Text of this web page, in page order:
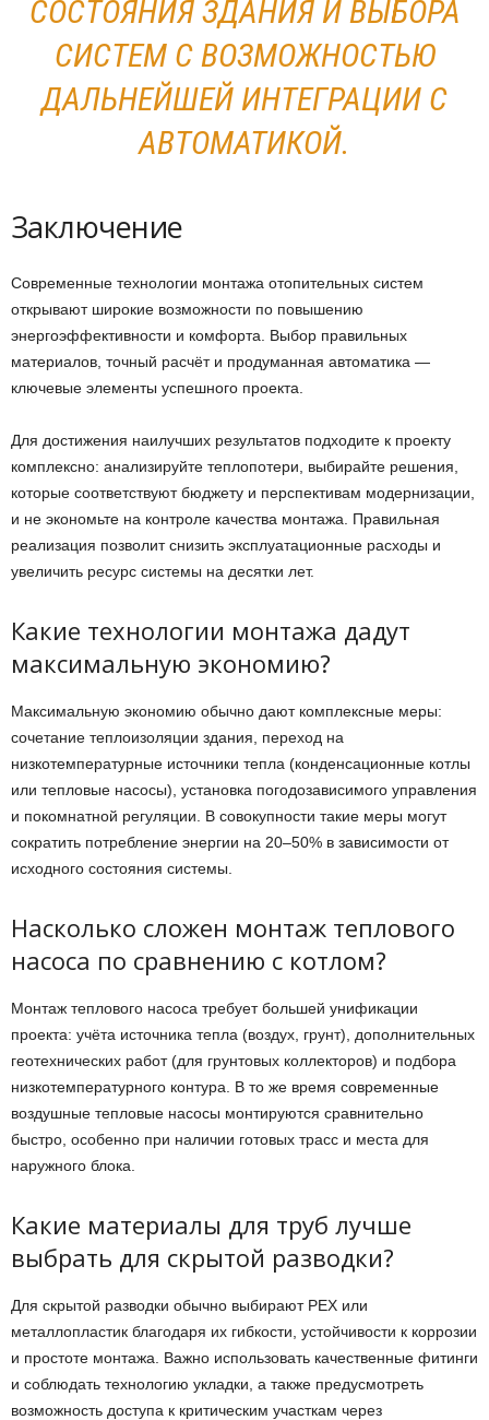
СОСТОЯНИЯ ЗДАНИЯ И ВЫБОРА
СИСТЕМ С ВОЗМОЖНОСТЬЮ
ДАЛЬНЕЙШЕЙ ИНТЕГРАЦИИ С
АВТОМАТИКОЙ.
Заключение
Современные технологии монтажа отопительных систем
открывают широкие возможности по повышению
энергоэффективности и комфорта. Выбор правильных
материалов, точный расчёт и продуманная автоматика —
ключевые элементы успешного проекта.
Для достижения наилучших результатов подходите к проекту
комплексно: анализируйте теплопотери, выбирайте решения,
которые соответствуют бюджету и перспективам модернизации,
и не экономьте на контроле качества монтажа. Правильная
реализация позволит снизить эксплуатационные расходы и
увеличить ресурс системы на десятки лет.
Какие технологии монтажа дадут
максимальную экономию?
Максимальную экономию обычно дают комплексные меры:
сочетание теплоизоляции здания, переход на
низкотемпературные источники тепла (конденсационные котлы
или тепловые насосы), установка погодозависимого управления
и покомнатной регуляции. В совокупности такие меры могут
сократить потребление энергии на 20–50% в зависимости от
исходного состояния системы.
Насколько сложен монтаж теплового
насоса по сравнению с котлом?
Монтаж теплового насоса требует большей унификации
проекта: учёта источника тепла (воздух, грунт), дополнительных
геотехнических работ (для грунтовых коллекторов) и подбора
низкотемпературного контура. В то же время современные
воздушные тепловые насосы монтируются сравнительно
быстро, особенно при наличии готовых трасс и места для
наружного блока.
Какие материалы для труб лучше
выбрать для скрытой разводки?
Для скрытой разводки обычно выбирают PEX или
металлопластик благодаря их гибкости, устойчивости к коррозии
и простоте монтажа. Важно использовать качественные фитинги
и соблюдать технологию укладки, а также предусмотреть
возможность доступа к критическим участкам через